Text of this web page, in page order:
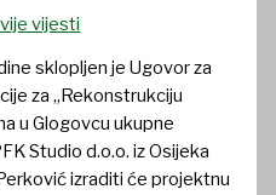
vijesti
sklopljen je Ugovor za
za „Rekonstrukciju
u Glogovcu ukupne
Studio d.o.o. iz Osijeka
izraditi će projektnu